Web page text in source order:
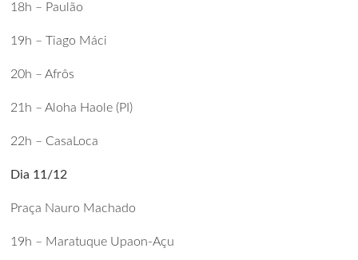
18h – Paulão
19h – Tiago Máci
20h – Afrôs
21h – Aloha Haole (PI)
22h – CasaLoca
Dia 11/12
Praça Nauro Machado
19h – Maratuque Upaon-Açu